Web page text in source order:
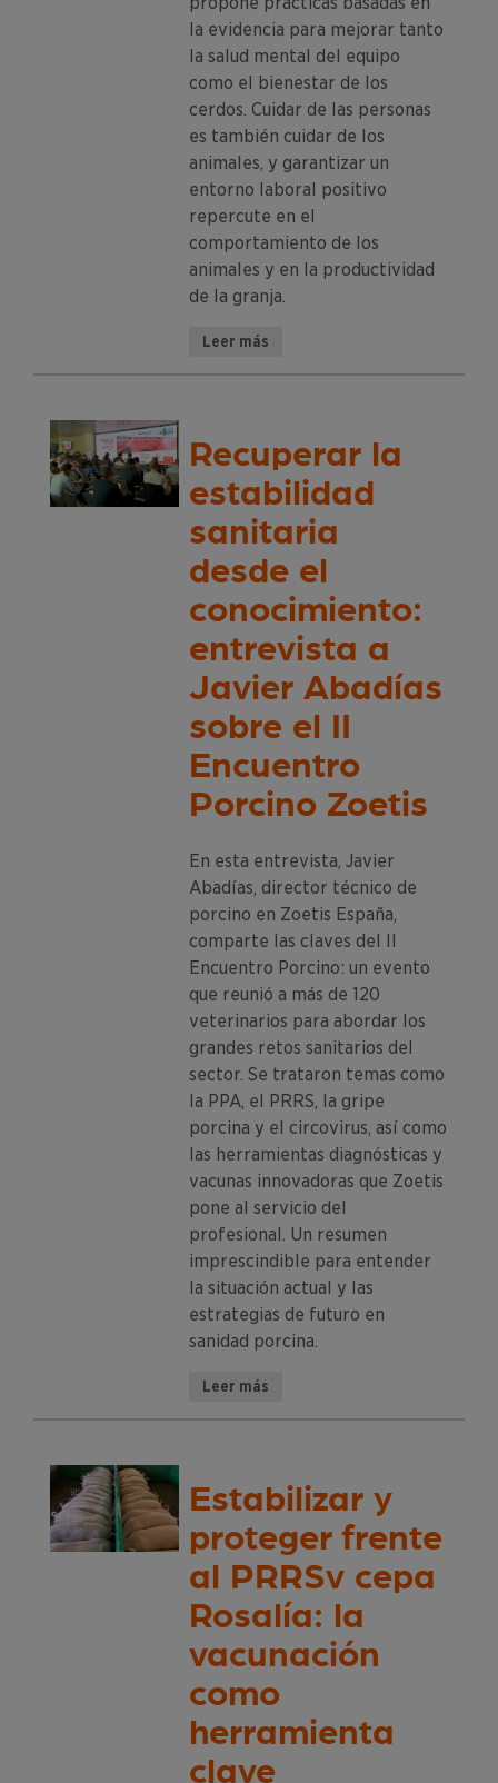
la evidencia para mejorar tanto
la salud mental del equipo
como el bienestar de los
cerdos. Cuidar de las personas
es también cuidar de los
animales, y garantizar un
entorno laboral positivo
repercute en el
comportamiento de los
animales y en la productividad
de la granja.
Leer más
Recuperar la
estabilidad
sanitaria
desde el
conocimiento:
entrevista a
Javier Abadías
sobre el II
Encuentro
Porcino Zoetis
En esta entrevista, Javier
Abadías, director técnico de
porcino en Zoetis España,
comparte las claves del II
Encuentro Porcino: un evento
que reunió a más de 120
veterinarios para abordar los
grandes retos sanitarios del
sector. Se trataron temas como
la PPA, el PRRS, la gripe
porcina y el circovirus, así como
las herramientas diagnósticas y
vacunas innovadoras que Zoetis
pone al servicio del
profesional. Un resumen
imprescindible para entender
la situación actual y las
estrategias de futuro en
sanidad porcina.
Leer más
Estabilizar y
proteger frente
al PRRSv cepa
Rosalía: la
vacunación
como
herramienta
clave